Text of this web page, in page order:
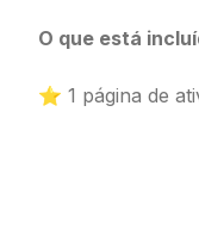
O que está
⭐ 1 página de